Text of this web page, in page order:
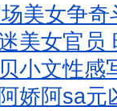
美女争
美女官员
小文性感
娇阿sa元